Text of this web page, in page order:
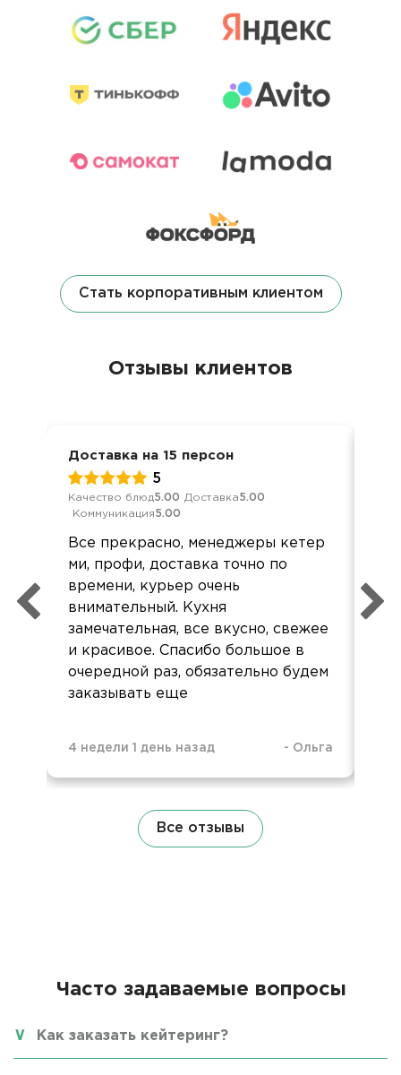
Стать корпоративным клиентом
Отзывы клиентов
Доставка на 15 персон
5
Качество блюд5.00 Доставка5.00
Коммуникация5.00
Все прекрасно, менеджеры кетер
ми, профи, доставка точно по
времени, курьер очень
внимательный. Кухня
замечательная, все вкусно, свежее
и красивое. Спасибо большое в
очередной раз, обязательно будем
заказывать еще
4 недели 1 день назад - Ольга
Все отзывы
Часто задаваемые вопросы
Как заказать кейтеринг?